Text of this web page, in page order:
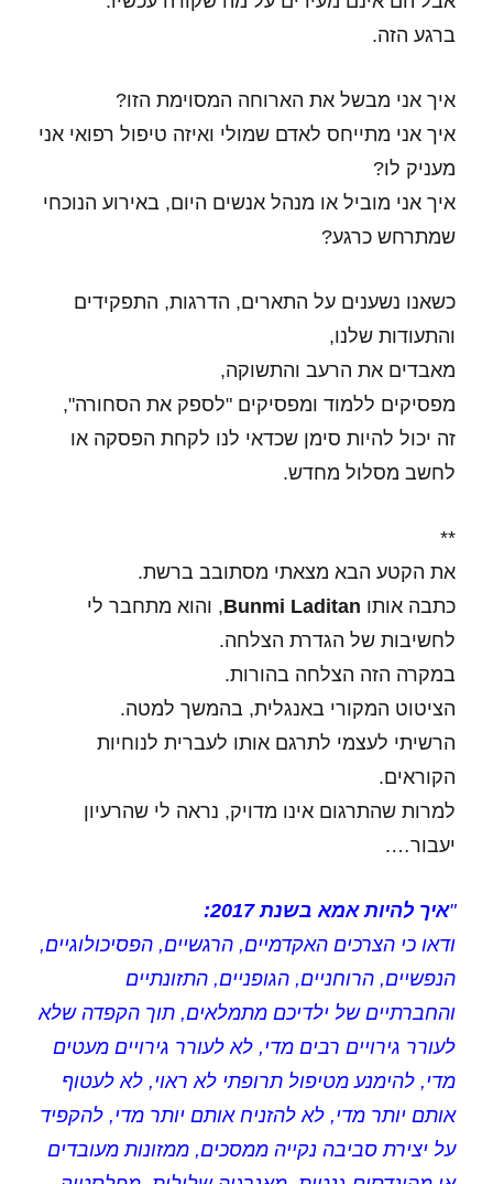
ברגע הזה.
איך אני מבשל את הארוחה המסוימת הזו?
איך אני מתייחס לאדם שמולי ואיזה טיפול רפואי אני
מעניק לו?
איך אני מוביל או מנהל אנשים היום, באירוע הנוכחי
שמתרחש כרגע?
כשאנו נשענים על התארים, הדרגות, התפקידים
והתעודות שלנו,
מאבדים את הרעב והתשוקה,
מפסיקים ללמוד ומפסיקים "לספק את הסחורה",
זה יכול להיות סימן שכדאי לנו לקחת הפסקה או
לחשב מסלול מחדש.
**
את הקטע הבא מצאתי מסתובב ברשת.
כתבה אותו Bunmi Laditan, והוא מתחבר לי
לחשיבות של הגדרת הצלחה.
במקרה הזה הצלחה בהורות.
הציטוט המקורי באנגלית, בהמשך למטה.
הרשיתי לעצמי לתרגם אותו לעברית לנוחיות
הקוראים.
למרות שהתרגום אינו מדויק, נראה לי שהרעיון
יעבור….
"איך להיות אמא בשנת 2017:
ודאו כי הצרכים האקדמיים, הרגשיים, הפסיכולוגיים,
הנפשיים, הרוחניים, הגופניים, התזונתיים
והחברתיים של ילדיכם מתמלאים, תוך הקפדה שלא
לעורר גירויים רבים מדי, לא לעורר גירויים מעטים
מדי, להימנע מטיפול תרופתי לא ראוי, לא לעטוף
אותם יותר מדי, לא להזניח אותם יותר מדי, להקפיד
על יצירת סביבה נקייה ממסכים, ממזונות מעובדים